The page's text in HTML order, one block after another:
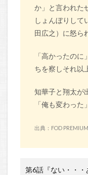
か」と言われた
しょんぼりして
田広之）に怒ら
「高かったの
ちを察しそれ以
知華子と翔太が
「俺も変わった
出典：FOD PREMIUM
第6話『ない・・